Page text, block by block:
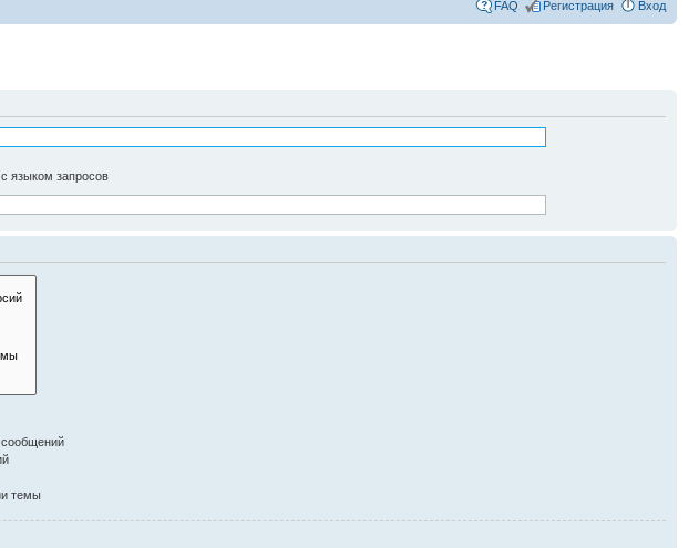
FAQ Регистрация Вход
языком запросов
сообщений
темы